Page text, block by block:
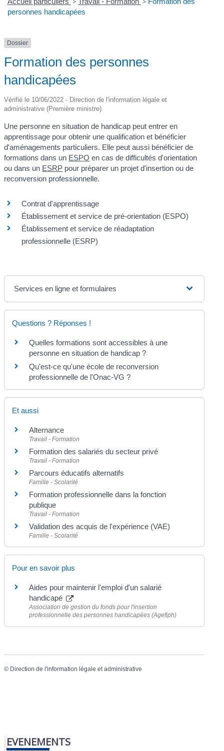
personnes handicapées
Dossier
Formation des personnes
handicapées
Vérifié le 10/06/2022 - Direction de l'information légale et
administrative (Première ministre)
Une personne en situation de handicap peut entrer en
apprentissage pour obtenir une qualification et bénéficier
d'aménagements particuliers. Elle peut aussi bénéficier de
formations dans un ESPO en cas de difficultés d'orientation
ou dans un ESRP pour préparer un projet d'insertion ou de
reconversion professionnelle.
Contrat d'apprentissage
Établissement et service de pré-orientation (ESPO)
Établissement et service de réadaptation
professionnelle (ESRP)
Services en ligne et formulaires
Questions ? Réponses !
Quelles formations sont accessibles à une
personne en situation de handicap ?
Qu'est-ce qu'une école de reconversion
professionnelle de l'Onac-VG ?
Et aussi
Alternance
Travail - Formation
Formation des salariés du secteur privé
Travail - Formation
Parcours éducatifs alternatifs
Famille - Scolarité
Formation professionnelle dans la fonction
publique
Travail - Formation
Validation des acquis de l'expérience (VAE)
Famille - Scolarité
Pour en savoir plus
Aides pour maintenir l'emploi d'un salarié
handicapé
Association de gestion du fonds pour l'insertion
professionnelle des personnes handicapées (Agefiph)
© Direction de l'information légale et administrative
EVENEMENTS